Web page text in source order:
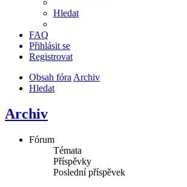
Hledat
FAQ
Přihlásit se
Registrovat
Obsah fóraArchiv
Hledat
Archiv
Fórum
Témata
Příspěvky
Poslední příspěvek